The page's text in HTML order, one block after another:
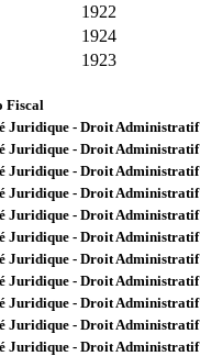
1922
1924
1923
Fiscal
Juridique - Droit Administratif
Juridique - Droit Administratif
Juridique - Droit Administratif
Juridique - Droit Administratif
Juridique - Droit Administratif
Juridique - Droit Administratif
Juridique - Droit Administratif
Juridique - Droit Administratif
Juridique - Droit Administratif
Juridique - Droit Administratif
Juridique - Droit Administratif